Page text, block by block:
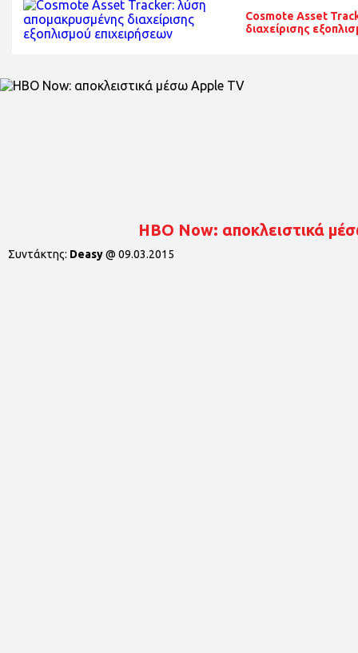
Cosmote Asset
διαχείρισης
HBO Now: αποκλειστικά
Συντάκτης: Deasy@ 09.03.2015